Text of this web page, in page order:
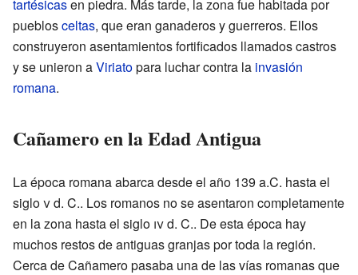
tartésicasen piedra. Más tarde, la zona fue habitada por
pueblosceltas, que eran ganaderos y guerreros. Ellos
construyeron asentamientos fortificados llamados castros
y se unieron aViriatopara luchar contra la invasión
romana.
Cañamero en la Edad Antigua
La época romana abarca desde el año 139 a.C. hasta el
siglovd. C.. Los romanos no se asentaron completamente
en la zona hasta el siglo ivd. C.. De esta época hay
muchos restos de antiguas granjas por toda la región.
Cerca de Cañamero pasaba una de las vías romanas que